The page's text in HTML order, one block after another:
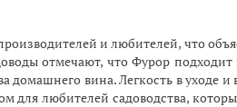
и любителей, что
отмечают, что Фурор подходит
домашнего вина. Легкость в уходе и
для любителей садоводства,